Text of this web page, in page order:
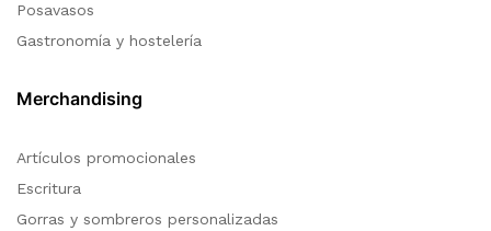
Posavasos
Gastronomía y hostelería
Merchandising
Artículos promocionales
Escritura
Gorras y sombreros personalizadas